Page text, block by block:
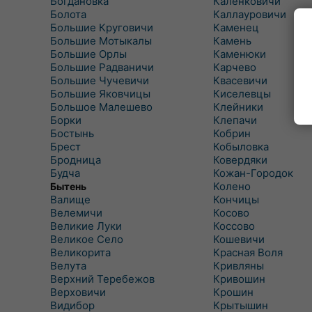
Болота
Большие Круговичи
Большие Мотыкалы
Большие Орлы
Большие Радваничи
Большие Чучевичи
Большие Яковчицы
Большое Малешево
Борки
Бостынь
Брест
Бродница
Будча
Бытень
Валище
Велемичи
Великие Луки
Великое Село
Великорита
Велута
Верхний Теребежов
Верховичи
Видибор
Каллауровичи
Каменец
Камень
Каменюки
Карчево
Квасевичи
Киселевцы
Клейники
Клепачи
Кобрин
Кобыловка
Ковердяки
Кожан-Городок
Колено
Кончицы
Косово
Коссово
Кошевичи
Красная Воля
Кривляны
Кривошин
Крошин
Крытышин